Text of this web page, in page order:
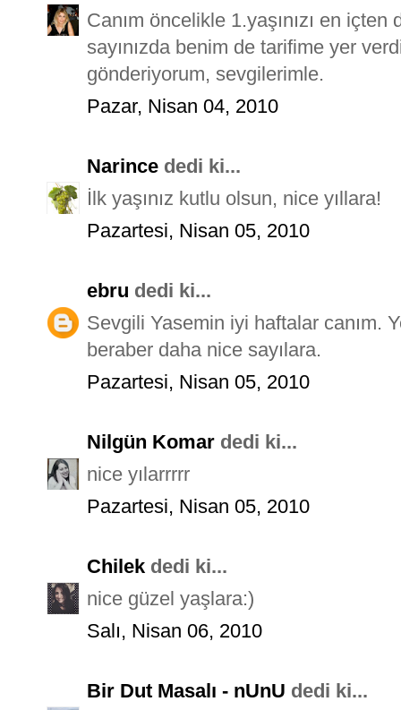
Canım öncelikle 1.yaşınızı en
sayınızda benim de tarifime yer
gönderiyorum, sevgilerimle.
Pazar, Nisan 04, 2010
Narince dedi ki...
İlk yaşınız kutlu olsun, nice yıllara!
Pazartesi, Nisan 05, 2010
ebru dedi ki...
Sevgili Yasemin iyi haftalar canım.
beraber daha nice sayılara.
Pazartesi, Nisan 05, 2010
Nilgün Komar dedi ki...
nice yılarrrrr
Pazartesi, Nisan 05, 2010
Chilek dedi ki...
nice güzel yaşlara:)
Salı, Nisan 06, 2010
Bir Dut Masalı - nUnU dedi ki...